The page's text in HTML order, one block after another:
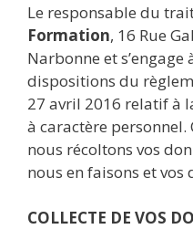
Le responsable du
Formation, 16 Rue
Narbonne et s’engage
dispositions du
27 avril 2016 relatif à
à caractère
nous récoltons vos
nous en faisons et vos
COLLECTE DE VOS